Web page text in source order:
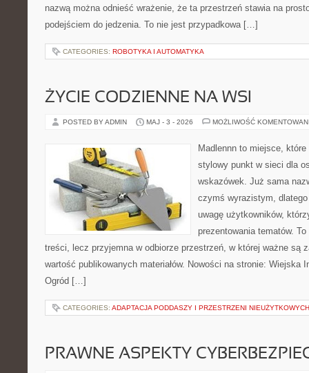
nazwą można odnieść wrażenie, że ta przestrzeń stawia na
podejściem do jedzenia. To nie jest przypadkowa […]
CATEGORIES: ROBOTYKA I AUTOMATYKA
ŻYCIE CODZIENNE NA WSI
POSTED BY ADMIN MAJ - 3 - 2026 MOŻLIWOŚĆ
Madlennn to miejsce,
stylowy punkt w sieci dla
wskazówek. Już sama
czymś wyrazistym,
uwagę użytkowników,
prezentowania tematów.
treści, lecz przyjemna w odbiorze przestrzeń, w której ważne są
wartość publikowanych materiałów. Nowości na stronie: Wiejska
Ogród […]
CATEGORIES: ADAPTACJA PODDASZY I PRZESTRZENI NIEUŻYTKOWYCH
PRAWNE ASPEKTY